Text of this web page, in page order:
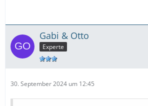
Gabi & Otto
Experte
30. September 2024 um 12:45